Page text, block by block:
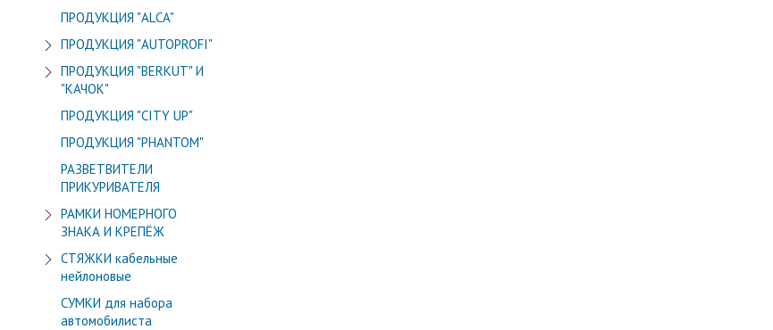
ПРОДУКЦИЯ "ALСA"
ПРОДУКЦИЯ "AUTOPROFI"
ПРОДУКЦИЯ "BERKUT" И
"КАЧОК"
ПРОДУКЦИЯ "CITY UP"
ПРОДУКЦИЯ "PHANTOM"
РАЗВЕТВИТЕЛИ
ПРИКУРИВАТЕЛЯ
РАМКИ НОМЕРНОГО
ЗНАКА И КРЕПЁЖ
СТЯЖКИ кабельные
нейлоновые
СУМКИ для набора
автомобилиста